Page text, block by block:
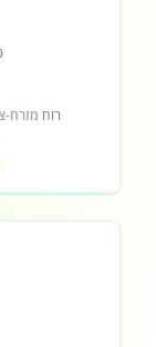
רוח מזרח-